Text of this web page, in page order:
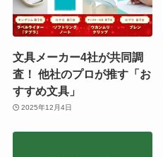
文具メーカー4社が共同調
査！ 他社のプロが推す「お
すすめ文具」
2025年12月4日